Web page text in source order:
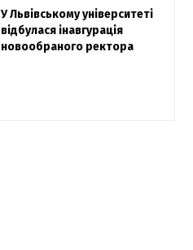
Павло Дак
«Час не лікує, лише
притуплює біль»: сестра
Захисник "Азовсталі" Діанов
вдруге одружився та
показав фото з весілля
У Львівському університеті
відбулася інавгурація
новообраного ректора